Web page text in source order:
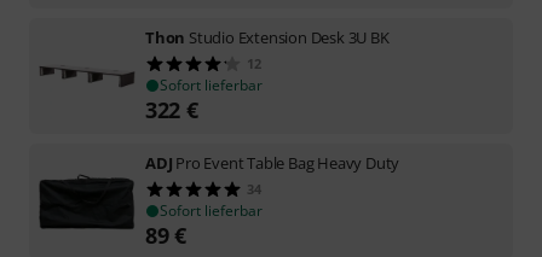
Thon Studio Extension Desk 3U BK
12
Sofort lieferbar
322 €
ADJ Pro Event Table Bag Heavy Duty
34
Sofort lieferbar
89€